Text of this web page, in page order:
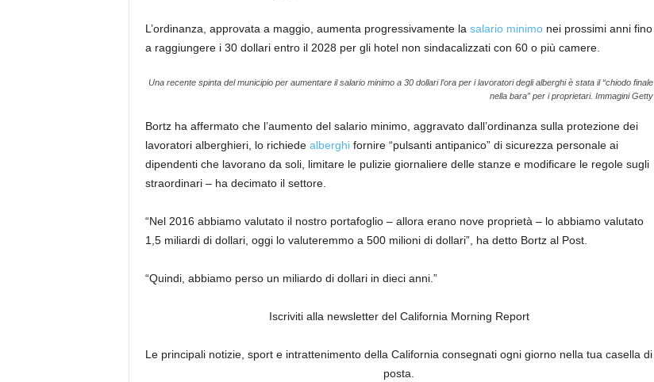
L’ordinanza, approvata a maggio, aumenta progressivamente la salario minimonei prossimi anni fino
a raggiungere i 30 dollari entro il 2028 per gli hotel non sindacalizzati con 60 o più camere.
Una recente spinta del municipio per aumentare il salario minimo a 30 dollari l’ora per i lavoratori degli alberghi è stata il “chiodo finale
nella bara” per i proprietari. Immagini Getty
Bortz ha affermato che l’aumento del salario minimo, aggravato dall’ordinanza sulla protezione dei
lavoratori alberghieri, lo richiede alberghifornire “pulsanti antipanico” di sicurezza personale ai
dipendenti che lavorano da soli, limitare le pulizie giornaliere delle stanze e modificare le regole sugli
straordinari – ha decimato il settore.
“Nel 2016 abbiamo valutato il nostro portafoglio – allora erano nove proprietà – lo abbiamo valutato
1,5 miliardi di dollari, oggi lo valuteremmo a 500 milioni di dollari”, ha detto Bortz al Post.
“Quindi, abbiamo perso un miliardo di dollari in dieci anni.”
Iscriviti alla newsletter del California Morning Report
Le principali notizie, sport e intrattenimento della California consegnati ogni giorno nella tua casella di
posta.